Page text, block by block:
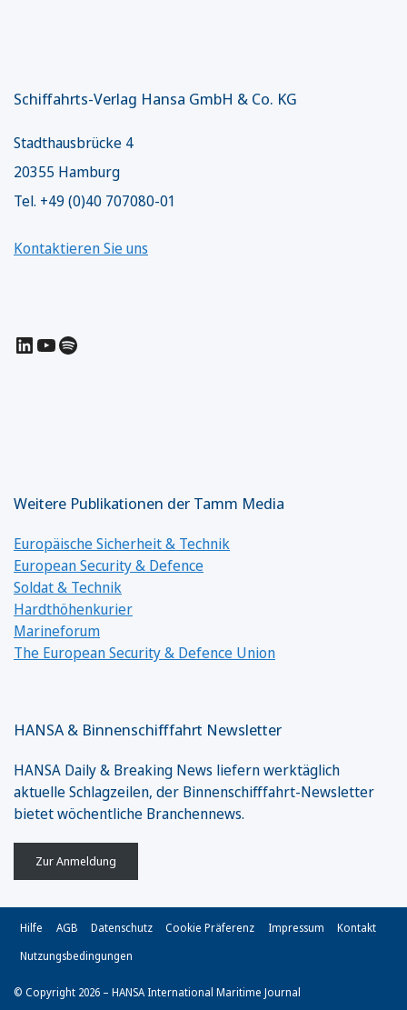
Schiffahrts-Verlag Hansa GmbH & Co. KG
Stadthausbrücke 4
20355 Hamburg
Tel. +49 (0)40 707080-01
Kontaktieren Sie uns
LinkedIn
YouTube
Spotify
Weitere Publikationen der Tamm Media
Europäische Sicherheit & Technik
European Security & Defence
Soldat & Technik
Hardthöhenkurier
Marineforum
The European Security & Defence Union
HANSA & Binnenschifffahrt Newsletter
HANSA Daily & Breaking News liefern werktäglich
aktuelle Schlagzeilen, der Binnenschifffahrt-Newsletter
bietet wöchentliche Branchennews.
Zur Anmeldung
© Copyright 2026 – HANSA International Maritime Journal
Hilfe AGB Datenschutz Cookie Präferenz Impressum
Kontakt
Nutzungsbedingungen